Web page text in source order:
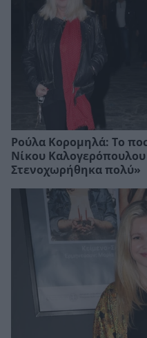
Ρούλα Κορομηλά: Το
Νίκου
Στενοχωρήθηκα πολύ»